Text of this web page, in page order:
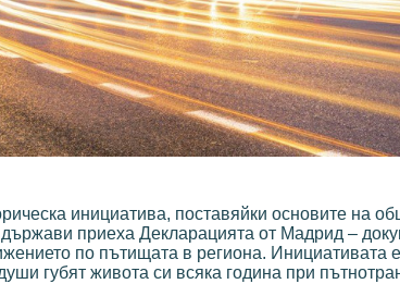
инициатива, поставяйки основите на
приеха Декларацията от Мадрид –
по пътищата в региона.
губят живота си всяка година при